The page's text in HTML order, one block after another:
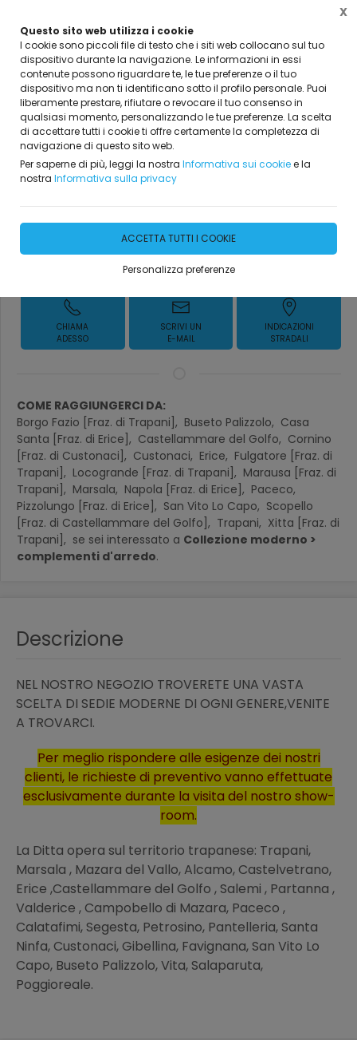
Questo sito web utilizza i cookie
I cookie sono piccoli file di testo che i siti web collocano sul tuo
dispositivo durante la navigazione. Le informazioni in essi
contenute possono riguardare te, le tue preferenze o il tuo
dispositivo ma non ti identificano sotto il profilo personale. Puoi
liberamente prestare, rifiutare o revocare il tuo consenso in
qualsiasi momento, personalizzando le tue preferenze. La scelta
di accettare tutti i cookie ti offre certamente la completezza di
navigazione di questo sito web.
Per saperne di più, leggi la nostra Informativa sui cookiee la
nostra Informativa sulla privacy
ACCETTA TUTTI I COOKIE
Personalizza preferenze
X
Home Vetrina Collezione moderno complementi d'arredo
SEDIE MODERNE
Richiedi Informazioni
CHIAMA
ADESSO
SCRIVI UN
E-MAIL
INDICAZIONI
STRADALI
COME RAGGIUNGERCI DA:
Borgo Fazio [Fraz. di Trapani], Buseto Palizzolo, Casa
Santa [Fraz. di Erice], Castellammare del Golfo, Cornino
[Fraz. di Custonaci], Custonaci, Erice, Fulgatore [Fraz. di
Trapani], Locogrande [Fraz. di Trapani], Marausa [Fraz. di
Trapani], Marsala, Napola [Fraz. di Erice], Paceco,
Pizzolungo [Fraz. di Erice], San Vito Lo Capo, Scopello
[Fraz. di Castellammare del Golfo], Trapani, Xitta [Fraz. di
Trapani], se sei interessato a Collezione moderno >
complementi d'arredo.
Descrizione
NEL NOSTRO NEGOZIO TROVERETE UNA VASTA
SCELTA DI SEDIE MODERNE DI OGNI GENERE,VENITE
A TROVARCI.
Per meglio rispondere alle esigenze dei nostri
clienti, le richieste di preventivo vanno effettuate
esclusivamente durante la visita del nostro show-
room.
La Ditta opera sul territorio trapanese: Trapani,
Marsala , Mazara del Vallo, Alcamo, Castelvetrano,
Erice ,Castellammare del Golfo , Salemi , Partanna ,
Valderice , Campobello di Mazara, Paceco ,
Calatafimi, Segesta, Petrosino, Pantelleria, Santa
Ninfa, Custonaci, Gibellina, Favignana, San Vito Lo
Capo, Buseto Palizzolo, Vita, Salaparuta,
Poggioreale.